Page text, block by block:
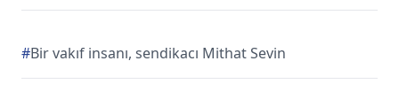
#Bir vakıf insanı, sendikacı Mithat Sevin